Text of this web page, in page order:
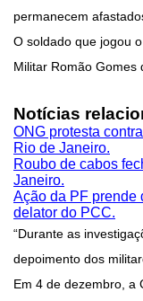
permanecem
O soldado que jogou
Militar Romão Gomes
Notícias
ONG protesta
Rio de Janeiro.
Roubo de cabos
Janeiro.
Ação da PF prende
delator do PCC.
“Durante as
depoimento dos
Em 4 de dezembro, a